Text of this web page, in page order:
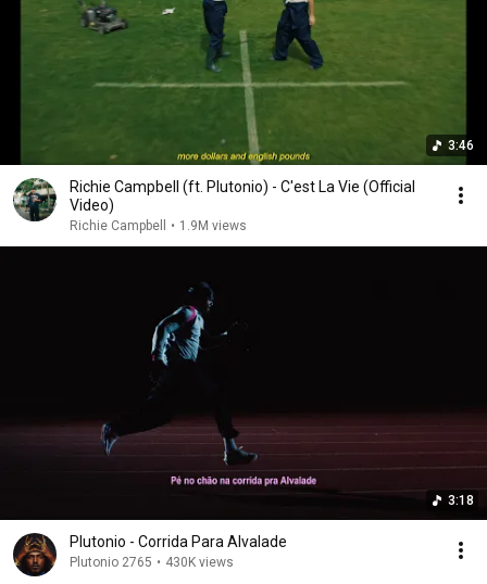
3:46
Richie Campbell (ft. Plutonio) - C'est La Vie (Official
Video)
Richie Campbell • 1.9M views
3:18
Plutonio - Corrida Para Alvalade
Plutonio 2765 • 430K views